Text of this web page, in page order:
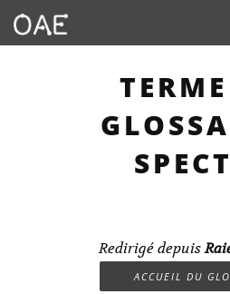
Redirigé depuis
ACCUEIL DU